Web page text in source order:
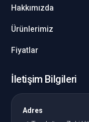
Hakkımızda
Ürünlerimiz
Fiyatlar
İletişim Bilgileri
Adres